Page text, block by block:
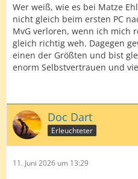
Wer weiß, wie es bei Matze
nicht gleich beim ersten PC
MvG verloren, wenn ich mich
gleich richtig weh. Dagegen
einen der Größten und bist
enorm Selbstvertrauen und
Doc Dart
Erleuchteter
11. Juni 2026 um 13:29